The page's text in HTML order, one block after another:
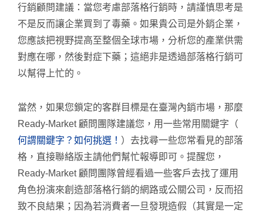
行銷顧問建議：當您考慮部落格行銷時，請謹慎思考是
不是反而讓企業買到了毒藥。如果貴公司是外銷企業，
您應該把視野提高至整個全球市場，分析您的產業供需
對應在哪，然後對症下藥；這絕非是透過部落格行銷可
以幫得上忙的。
當然，如果您鎖定的客群目標是在臺灣內銷市場，那麼
Ready-Market 顧問團隊建議您，用一些常用關鍵字（
何謂關鍵字？如何挑選！ ）去找尋一些您常看見的部落
格，直接聯絡版主請他們幫忙報導即可。提醒您，
Ready-Market 顧問團隊曾經看過一些客戶去找了運用
角色扮演來創造部落格行銷的網路或公關公司，反而招
致不良結果；因為若消費者一旦發現造假（其實是一定